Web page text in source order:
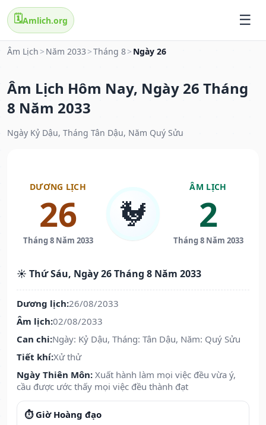
🗓️Amlich.org
Âm Lịch > Năm 2033 >Tháng 8> Ngày 26
Âm Lịch Hôm Nay, Ngày 26 Tháng
8 Năm 2033
Ngày Kỷ Dậu, Tháng Tân Dậu, Năm Quý Sửu
DƯƠNG LỊCH
26
Tháng 8 Năm 2033
🐓
ÂM LỊCH
2
Tháng 8 Năm 2033
☀️ Thứ Sáu, Ngày 26 Tháng 8 Năm 2033
Dương lịch:26/08/2033
Âm lịch:02/08/2033
Can chi:Ngày: Kỷ Dậu, Tháng: Tân Dậu, Năm: Quý Sửu
Tiết khí:Xử thử
Ngày Thiên Môn: Xuất hành làm mọi việc đều vừa ý,
cầu được ước thấy mọi việc đều thành đạt
⏱️ Giờ Hoàng đạo